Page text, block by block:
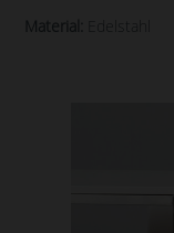
Material: Edelstahl